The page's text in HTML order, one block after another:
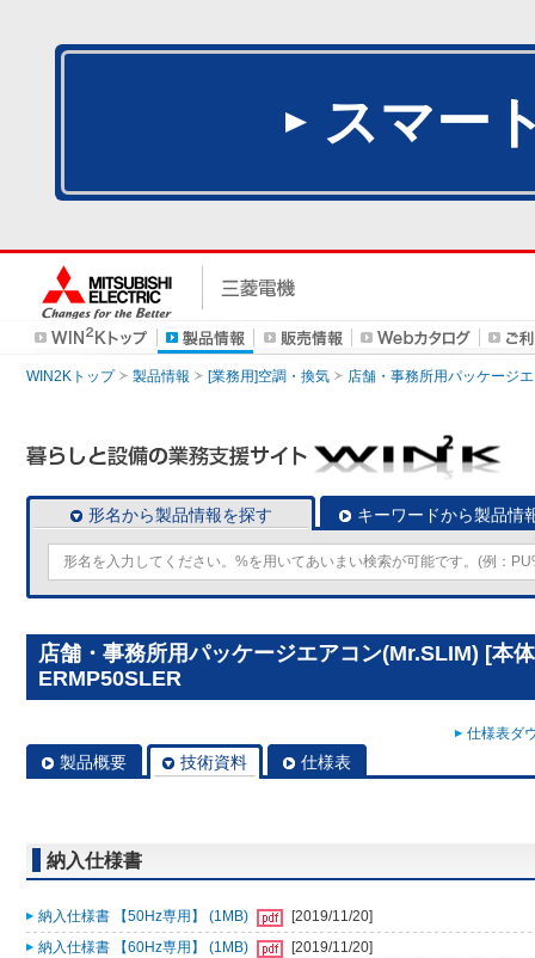
スマー
WIN2Kトップ 製品情報 [業務用]空調・換気 店舗・事務所用パッケージ
形名から製品情報を探す キーワードから製品情
店舗・事務所用パッケージエアコン(Mr.SLIM) [本
ERMP50SLER
仕様表ダ
製品概要 技術資料 仕様表
納入仕様書
納入仕様書 【50Hz専用】 (1MB)
[2019/11/20]
納入仕様書 【60Hz専用】 (1MB)
[2019/11/20]